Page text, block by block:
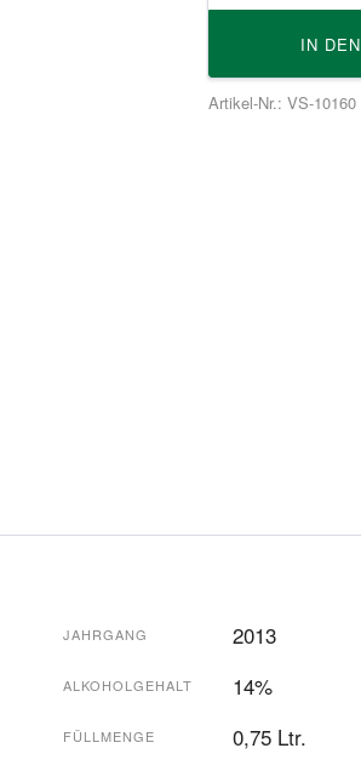
IN DEN
Artikel-Nr.: VS-10160
JAHRGANG 2013
ALKOHOLGEHALT 14%
FÜLLMENGE 0,75 Ltr.